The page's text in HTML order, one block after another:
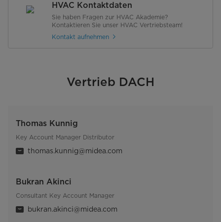
HVAC Kontaktdaten
Sie haben Fragen zur HVAC Akademie?
Kontaktieren Sie unser HVAC Vertriebsteam!
Kontakt aufnehmen
Vertrieb DACH
Thomas Kunnig
Key Account Manager Distributor
thomas.kunnig@midea.com
Bukran Akinci
Consultant Key Account Manager
bukran.akinci@midea.com